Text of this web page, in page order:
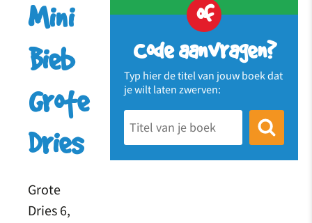
of
Code aanvragen?
Typ hier de titel van jouw boek dat
je wilt laten zwerven:
Mini
Bieb
Grote
Dries
Grote
Dries 6,